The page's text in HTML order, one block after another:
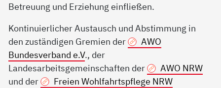
Betreuung und Erziehung einfließen.
Kontinuierlicher Austausch und Abstimmung in
den zuständigen Gremien der
AWO
Bundesverband e.V., der
Landesarbeitsgemeinschaften der
AWO NRW
und der
Freien Wohlfahrtspflege NRW